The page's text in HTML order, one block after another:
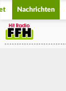
Nachrichten